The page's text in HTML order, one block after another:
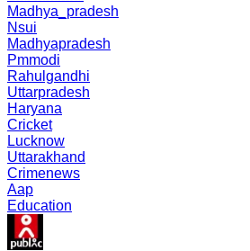
Madhya_pradesh
Nsui
Madhyapradesh
Pmmodi
Rahulgandhi
Uttarpradesh
Haryana
Cricket
Lucknow
Uttarakhand
Crimenews
Aap
Education